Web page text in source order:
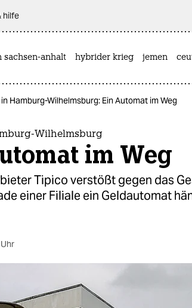
hilfe
sachsen-anhalt hybrider krieg jemen
Hamburg-Wilhelmsburg: Ein Automat im Weg
Wilhelmsburg
im Weg
Tipico verstößt gegen das
einer Filiale ein Geldautomat